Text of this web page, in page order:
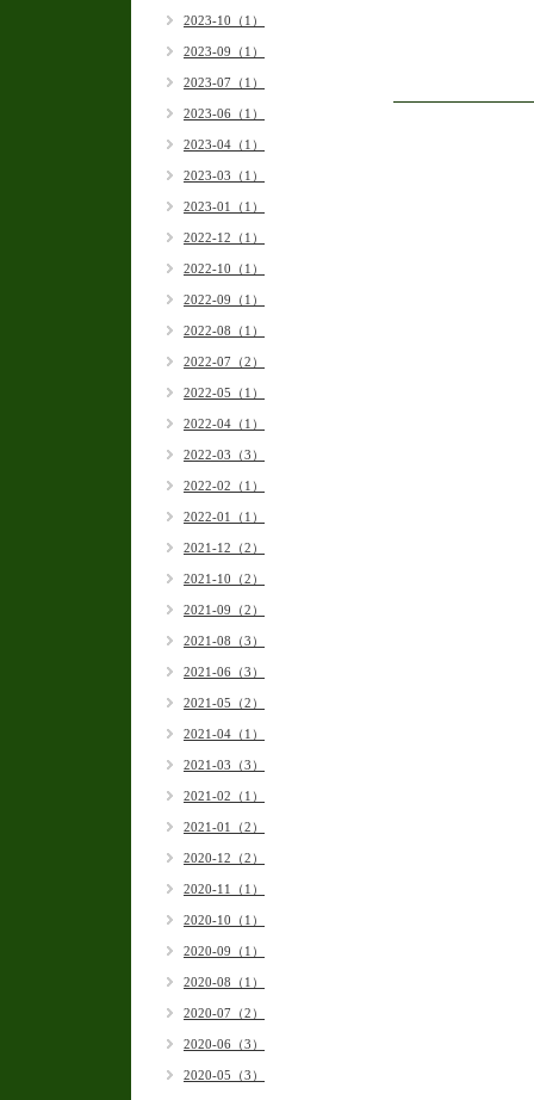
2023-10（1）
2023-09（1）
2023-07（1）
2023-06（1）
2023-04（1）
2023-03（1）
2023-01（1）
2022-12（1）
2022-10（1）
2022-09（1）
2022-08（1）
2022-07（2）
2022-05（1）
2022-04（1）
2022-03（3）
2022-02（1）
2022-01（1）
2021-12（2）
2021-10（2）
2021-09（2）
2021-08（3）
2021-06（3）
2021-05（2）
2021-04（1）
2021-03（3）
2021-02（1）
2021-01（2）
2020-12（2）
2020-11（1）
2020-10（1）
2020-09（1）
2020-08（1）
2020-07（2）
2020-06（3）
2020-05（3）